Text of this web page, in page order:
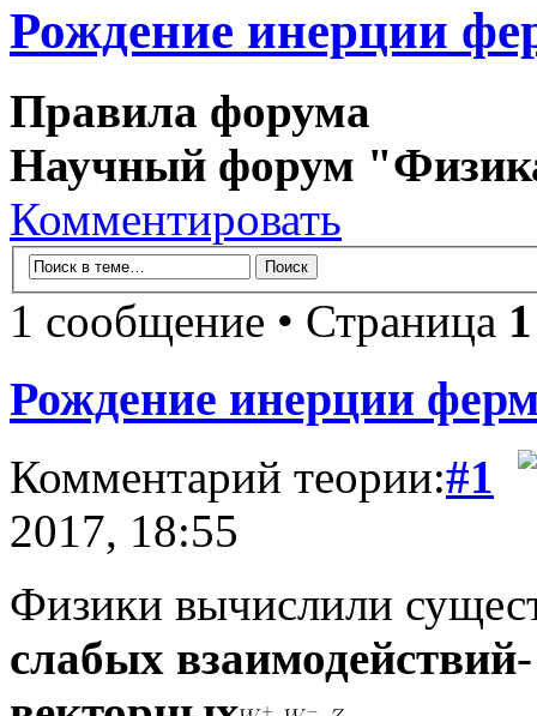
Рождение инерции
Правила форума
Научный форум
Комментировать
1 сообщение • Страница 1
Рождение инерции
Комментарий теории:#1
2017, 18:55
Физики вычислили
слабых взаимодействий-